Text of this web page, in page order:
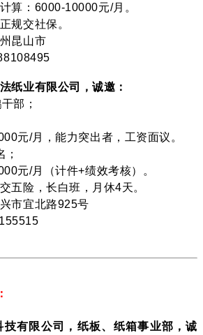
算：6000-10000元/月。
规交社保。
昆山市
纸业有限公司，诚邀：
部；
元/月，能力突出者，工资面议。
元/月（计件+绩效考核）。
五险，长白班，月休4天。
市宜北路925号
有限公司，纸板、纸箱事业部，诚